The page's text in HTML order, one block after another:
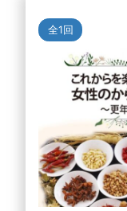
全1回